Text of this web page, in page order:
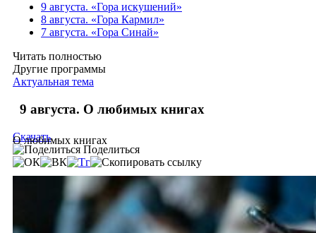
9 августа. «Гора искушений»
8 августа. «Гора Кармил»
7 августа. «Гора Синай»
Читать полностью
Другие программы
Актуальная тема
9 августа. О любимых книгах
О любимых книгах
Скачать
Поделиться